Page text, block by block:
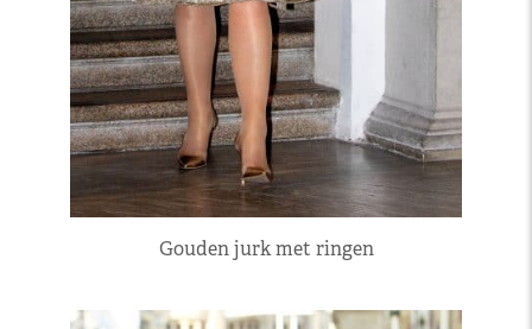
Gouden jurk met ringen